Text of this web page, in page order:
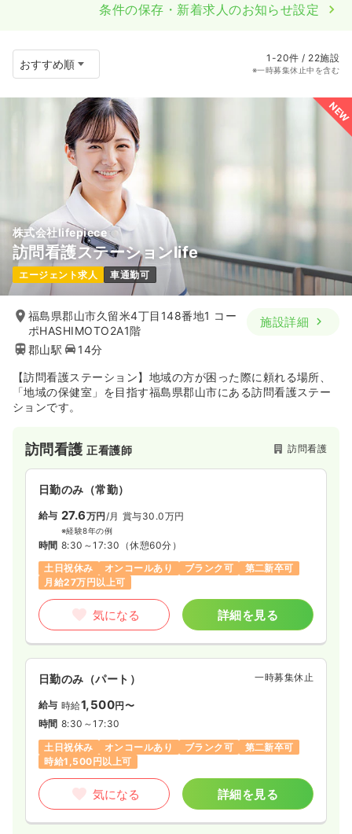
条件の保存・新着求人のお知らせ設定
1-20件 / 22施設
※一時募集休止中を含む
NEW
株式会社lifepiece
訪問看護ステーションlife
エージェント求人 車通勤可
福島県郡山市久留米4丁目148番地1 コー
ポHASHIMOTO2A1階
郡山駅
14分
施設詳細
【訪問看護ステーション】地域の方が困った際に頼れる場所、
「地域の保健室」を目指す福島県郡山市にある訪問看護ステー
ションです。
訪問看護正看護師 訪問看護
日勤のみ（常勤）
給与 27.6万円 /月 賞与30.0万円
※経験8年の例
時間 8:30～17:30 （休憩60分）
土日祝休み
オンコールあり ブランク可
第二新卒可
月給27万円以上可
気になる 詳細を見る
日勤のみ（パート） 一時募集休止
給与 時給1,500円〜
時間 8:30～17:30
土日祝休み
オンコールあり ブランク可
第二新卒可
時給1,500円以上可
気になる 詳細を見る